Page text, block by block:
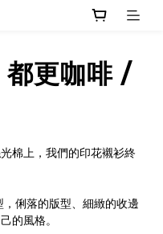
更咖啡 /
棉上，我們的印花襯衫終
俐落的版型、細緻的收邊
的風格。